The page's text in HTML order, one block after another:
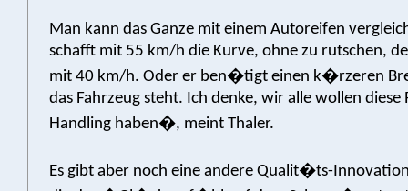
Man kann das Ganze mit einem Autoreifen
schafft mit 55 km/h die Kurve, ohne zu rutschen,
mit 40 km/h. Oder er ben�tigt einen k�rzeren
das Fahrzeug steht. Ich denke, wir alle wollen diese
Handling haben�, meint Thaler.
Es gibt aber noch eine andere Qualit�ts-